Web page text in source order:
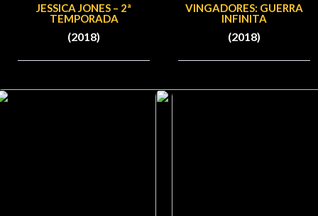
JESSICA JONES – 2ª
TEMPORADA
(2018)
VINGADORES: GUERRA
INFINITA
(2018)